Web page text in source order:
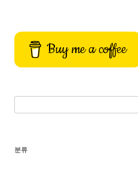
Buy me a coffee
분류